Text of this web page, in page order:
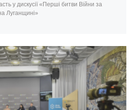
у дискусії «Перші битви Війни за
Луганщині»